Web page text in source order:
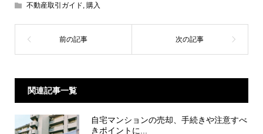
不動産取引ガイド 購入
関連記事一覧
自宅マンションの売却、手続きや注意すべ
きポイントに...